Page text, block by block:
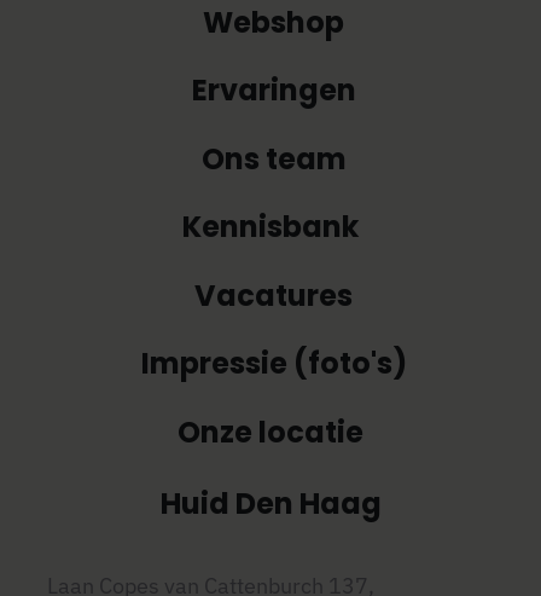
Webshop
Ervaringen
Ons team
Kennisbank
Vacatures
Impressie (foto's)
Onze locatie
Huid Den Haag
Laan Copes van Cattenburch 137,